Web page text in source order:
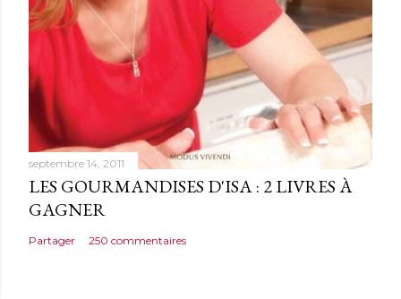
septembre 14, 2011
LES GOURMANDISES D'ISA : 2 LIVRES À
GAGNER
Partager 250 commentaires